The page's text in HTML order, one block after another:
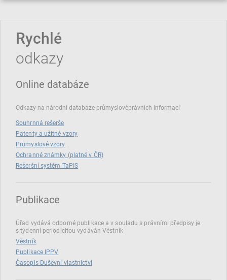
Rychlé
odkazy
Online databáze
Odkazy na národní databáze průmyslověprávních informací
Souhrnná rešerše
Patenty a užitné vzory
Průmyslové vzory
Ochranné známky (platné v ČR)
Rešeršní systém TaPIS
Publikace
Úřad vydává odborné publikace a v souladu s právními předpisy je
s týdenní periodicitou vydáván Věstník
Věstník
Publikace IPPV
Časopis Duševní vlastnictví